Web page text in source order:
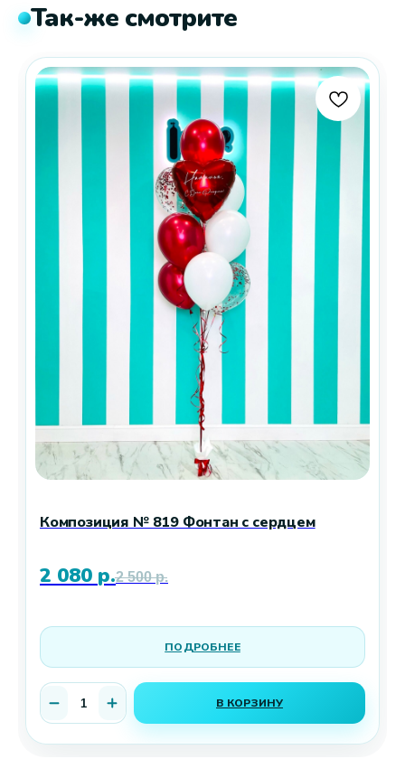
Так-же смотрите
Композиция № 819 Фонтан с сердцем
2 080 р.2 500 р.
ПОДРОБНЕЕ
В КОРЗИНУ